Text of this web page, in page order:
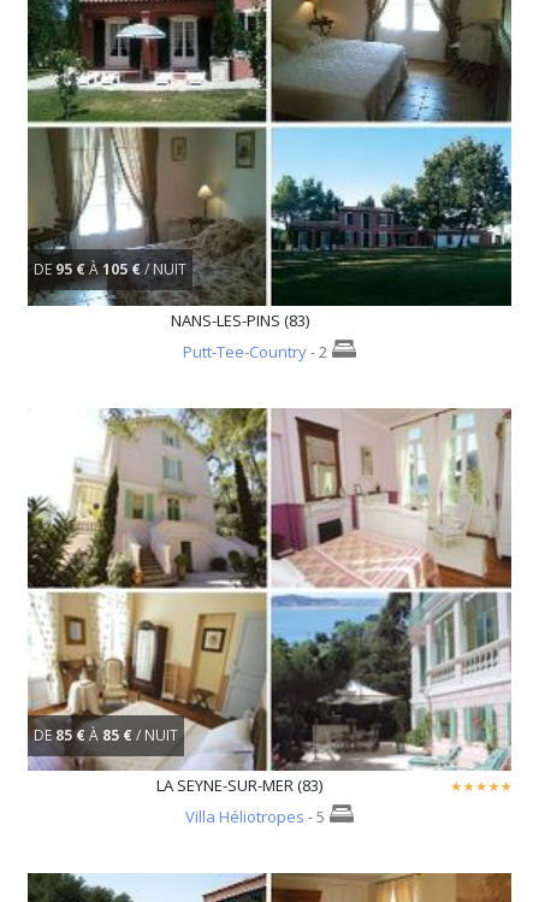
DE 95 €À105 €/ NUIT
NANS-LES-PINS (83)
Putt-Tee-Country- 2
DE85 €À 85 €/ NUIT
LA SEYNE-SUR-MER (83)
Villa Héliotropes - 5